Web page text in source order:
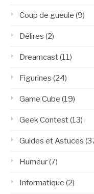
Coup de gueule (9)
Délires (2)
Dreamcast(11)
Figurines (24)
Game Cube (19)
Geek Contest(13)
Guides et Astuces
Humeur(7)
Informatique (2)